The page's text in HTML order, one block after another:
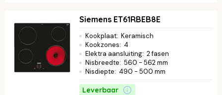
Siemens ET61RBEB8E
Kookplaat: Keramisch
Kookzones: 4
Elektra aansluiting: 2 fasen
Nisbreedte: 560 - 562 mm
Nisdiepte: 490 - 500 mm
Leverbaar